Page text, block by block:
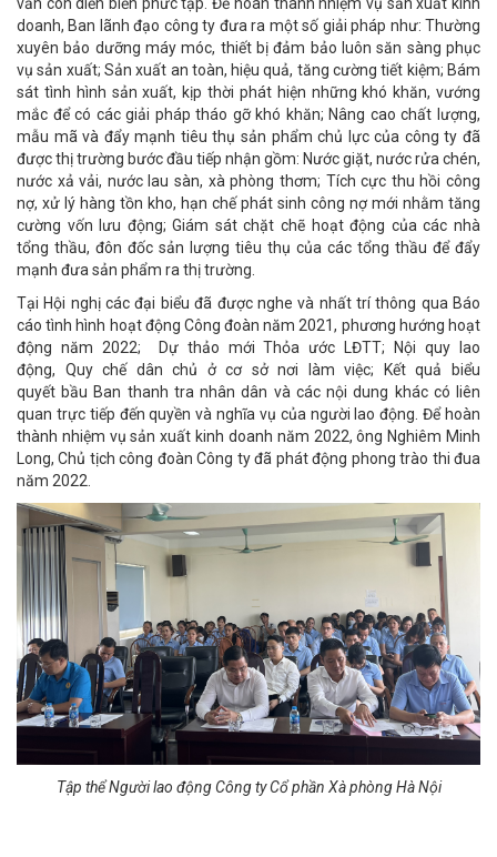
doanh, Ban lãnh đạo công ty đưa ra một số giải pháp như: Thường
xuyên bảo dưỡng máy móc, thiết bị đảm bảo luôn săn sàng phục
vụ sản xuất; Sản xuất an toàn, hiệu quả, tăng cường tiết kiệm; Bám
sát tình hình sản xuất, kịp thời phát hiện những khó khăn, vướng
mắc để có các giải pháp tháo gỡ khó khăn; Nâng cao chất lượng,
mẫu mã và đẩy mạnh tiêu thụ sản phẩm chủ lực của công ty đã
được thị trường bước đầu tiếp nhận gồm: Nước giặt, nước rửa chén,
nước xả vải, nước lau sàn, xà phòng thơm; Tích cực thu hồi công
nợ, xử lý hàng tồn kho, hạn chế phát sinh công nợ mới nhằm tăng
cường vốn lưu động; Giám sát chặt chẽ hoạt động của các nhà
tổng thầu, đôn đốc sản lượng tiêu thụ của các tổng thầu để đẩy
mạnh đưa sản phẩm ra thị trường.
Tại Hội nghị các đại biểu đã được nghe và nhất trí thông qua Báo
cáo tình hình hoạt động Công đoàn năm 2021, phương hướng hoạt
động năm 2022; Dự thảo mới Thỏa ước LĐTT; Nội quy lao
động, Quy chế dân chủ ở cơ sở nơi làm việc; Kết quả biểu
quyết bầu Ban thanh tra nhân dân và các nội dung khác có liên
quan trực tiếp đến quyền và nghĩa vụ của người lao động. Để hoàn
thành nhiệm vụ sản xuất kinh doanh năm 2022, ông Nghiêm Minh
Long, Chủ tịch công đoàn Công ty đã phát động phong trào thi đua
năm 2022.
Tập thể Người lao động Công ty Cổ phần Xà phòng Hà Nội